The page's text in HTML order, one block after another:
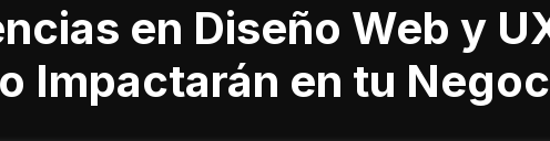
en Diseño Web y
Impactarán en tu